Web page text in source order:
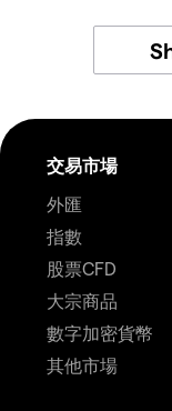
交易市場
外匯
指數
股票CFD
大宗商品
數字加密貨幣
其他市場